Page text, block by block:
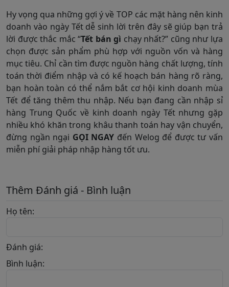
Hy vọng qua những gợi ý về TOP các mặt hàng nên kinh
doanh vào ngày Tết dễ sinh lời trên đây sẽ giúp bạn trả
lời được thắc mắc “Tết bán gì chạy nhất?” cũng như lựa
chọn được sản phẩm phù hợp với nguồn vốn và hàng
mục tiêu. Chỉ cần tìm được nguồn hàng chất lượng, tính
toán thời điểm nhập và có kế hoạch bán hàng rõ ràng,
bạn hoàn toàn có thể nắm bắt cơ hội kinh doanh mùa
Tết để tăng thêm thu nhập. Nếu bạn đang cần nhập sỉ
hàng Trung Quốc về kinh doanh ngày Tết nhưng gặp
nhiều khó khăn trong khâu thanh toán hay vận chuyển,
đừng ngần ngại GỌI NGAY đến Welog để được tư vấn
miễn phí giải pháp nhập hàng tốt ưu.
Thêm Đánh giá - Bình luận
Họ tên:
Đánh giá:
Bình luận: